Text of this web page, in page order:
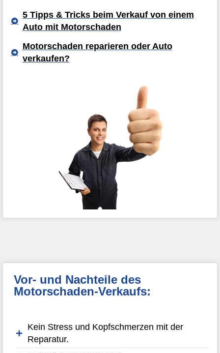
5 Tipps & Tricks beim Verkauf von einem
Auto mit Motorschaden
Motorschaden reparieren oder Auto
verkaufen?
Vor- und Nachteile des
Motorschaden-Verkaufs:
Kein Stress und Kopfschmerzen mit der
Reparatur.